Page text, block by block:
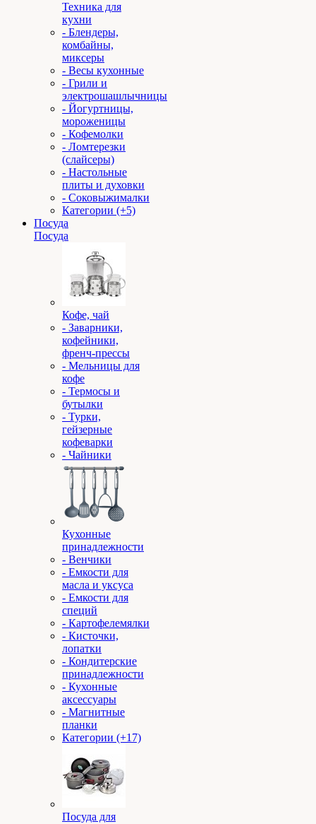
Техника для
кухни
- Блендеры,
комбайны,
миксеры
- Весы кухонные
- Грили и
электрошашлычницы
- Йогуртницы,
мороженицы
- Кофемолки
- Ломтерезки
(слайсеры)
- Настольные
плиты и духовки
- Соковыжималки
Категории (+5)
Посуда
Посуда
Кофе, чай
- Заварники,
кофейники,
френч-прессы
- Мельницы для
кофе
- Термосы и
бутылки
- Турки,
гейзерные
кофеварки
- Чайники
Кухонные
принадлежности
- Венчики
- Емкости для
масла и уксуса
- Емкости для
специй
- Картофелемялки
- Кисточки,
лопатки
- Кондитерские
принадлежности
- Кухонные
аксессуары
- Магнитные
планки
Категории (+17)
Посуда для